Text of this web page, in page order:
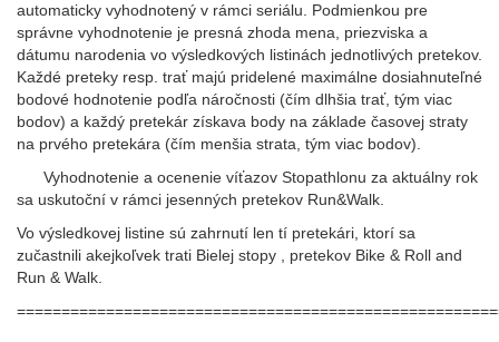
automaticky vyhodnotený v rámci seriálu. Podmienkou pre
správne vyhodnotenie je presná zhoda mena, priezviska a
dátumu narodenia vo výsledkových listinách jednotlivých pretekov.
Každé preteky resp. trať majú pridelené maximálne dosiahnuteľné
bodové hodnotenie podľa náročnosti (čím dlhšia trať, tým viac
bodov) a každý pretekár získava body na základe časovej straty
na prvého pretekára (čím menšia strata, tým viac bodov).
Vyhodnotenie a ocenenie víťazov Stopathlonu za aktuálny rok
sa uskutoční v rámci jesenných pretekov Run&Walk.
Vo výsledkovej listine sú zahrnutí len tí pretekári, ktorí sa
zučastnili akejkoľvek trati Bielej stopy , pretekov Bike & Roll and
Run & Walk.
GALÉRIA
PARTNERI
KONTAKT